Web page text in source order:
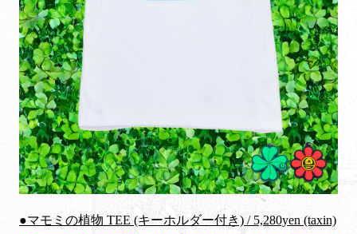
●マモミの植物 TEE (キーホルダー付き) / 5,280yen (taxin)